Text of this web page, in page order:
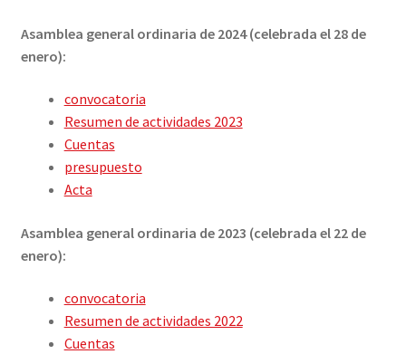
LIBRO
Asamblea general ordinaria de 2024 (celebrada el 28 de
enero):
convocatoria
Resumen de actividades 2023
Cuentas
presupuesto
Acta
Asamblea general ordinaria de 2023 (celebrada el 22 de
enero):
convocatoria
Resumen de actividades 2022
Cuentas